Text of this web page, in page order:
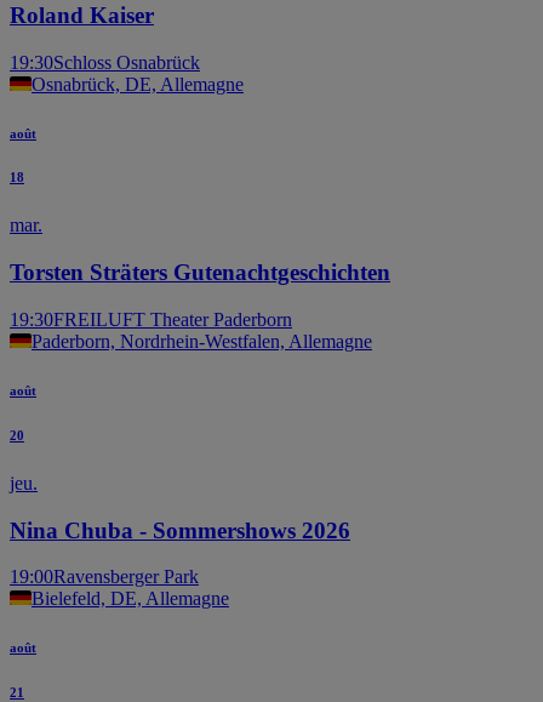
Roland Kaiser
19:30Schloss Osnabrück
Osnabrück, DE, Allemagne
août
18
mar.
Torsten Sträters Gutenachtgeschichten
19:30FREILUFT Theater Paderborn
Paderborn, Nordrhein-Westfalen, Allemagne
août
20
jeu.
Nina Chuba - Sommershows 2026
19:00Ravensberger Park
Bielefeld, DE, Allemagne
août
21